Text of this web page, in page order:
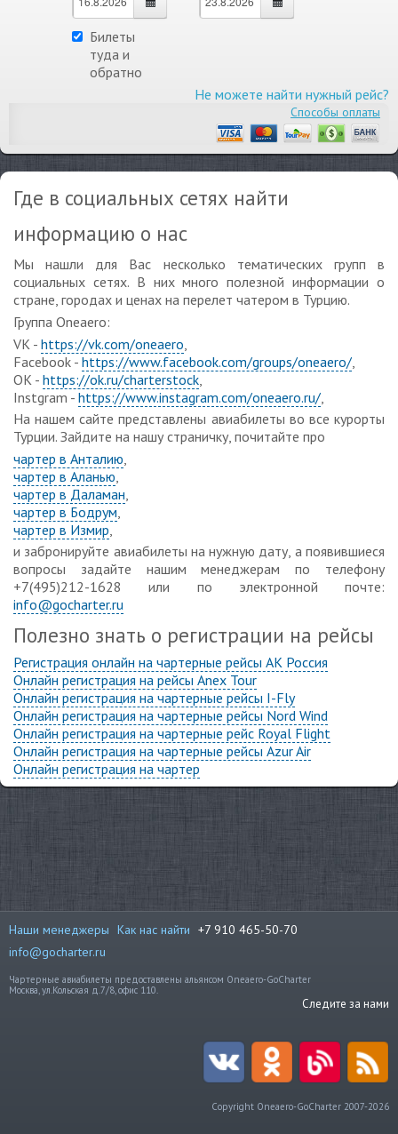
Билеты
туда и
обратно
Не можете найти нужный рейс?
Способы оплаты
Где в социальных сетях найти
информацию о нас
Мы нашли для Вас несколько тематических групп в
социальных сетях. В них много полезной информации о
стране, городах и ценах на перелет чатером в Турцию.
Группа Oneaero:
VK - https://vk.com/oneaero
Facebook - https://www.facebook.com/groups/oneaero/
OK - https://ok.ru/charterstock
Instgram - https://www.instagram.com/oneaero.ru/
На нашем сайте представлены авиабилеты во все курорты
Турции. Зайдите на нашу страничку, почитайте про
чартер в Анталию
чартер в Аланью
чартер в Даламан
чартер в Бодрум
чартер в Измир
и забронируйте авиабилеты на нужную дату, а появившиеся
вопросы задайте нашим менеджерам по телефону
+7(495)212-1628 или по электронной почте:
info@gocharter.ru
Полезно знать о регистрации на рейсы
Регистрация онлайн на чартерные рейсы АК Россия
Онлайн регистрация на рейсы Anex Tour
Онлайн регистрация на чартерные рейсы I-Fly
Онлайн регистрация на чартерные рейсы Nord Wind
Онлайн регистрация на чартерные рейс Royal Flight
Онлайн регистрация на чартерные рейсы Azur Air
Онлайн регистрация на чартер
Наши менеджеры Как нас найти +7 910 465-50-70
info@gocharter.ru
Чартерные авиабилеты предоставлены альянсом Oneaero-GoCharter
Москва, ул.Кольская д.7/8, офис 110.
Следите за нами
Copyright Oneaero-GoCharter 2007-2026